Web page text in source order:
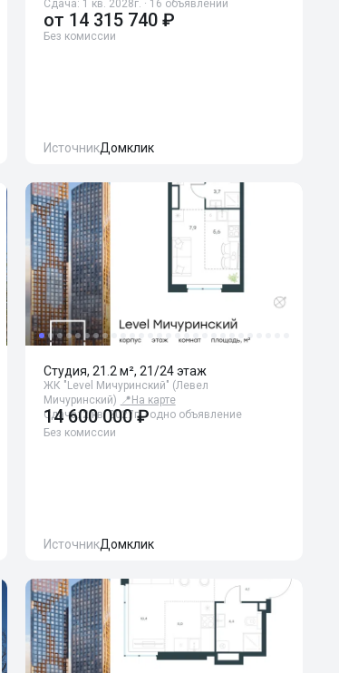
Сдача: 1 кв. 2028г. · 16 объявлений
от 14 315 740 ₽
Без комиссии
ИсточникДомклик
Студия, 21.2 м², 21/24 этаж
ЖК "Level Мичуринский" (Левел
Мичуринский) 📍 На карте
Сдача: 2 кв. 2027г. · одно объявление
14 600 000 ₽
Без комиссии
ИсточникДомклик